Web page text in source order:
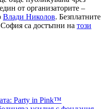
от организаторите –
Влади Николов. Безплатните
са достъпни на този
Party in Pink™